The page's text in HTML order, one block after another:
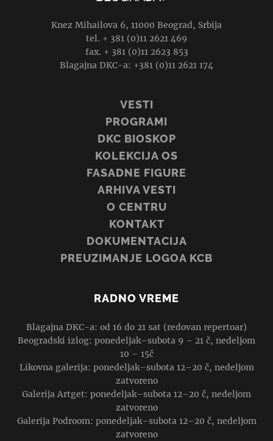
Knez Mihailova 6, 11000 Beograd, Srbija
tel. + 381 (0)11 2621 469
fax. + 381 (0)11 2623 853
Blagajna DKC-a: +381 (0)11 2621 174
VESTI
PROGRAMI
DKC BIOSKOP
KOLEKCIJA OS
FASADNE FIGURE
ARHIVA VESTI
O CENTRU
KONTAKT
DOKUMENTACIJA
PREUZIMANJE LOGOA KCB
RADNO VREME
Blagajna DKC-a: od 16 do 21 sat (redovan repertoar)
Beogradski izlog: ponedeljak–subota 9 – 21 č, nedeljom
10 – 15č
Likovna galerija: ponedeljak–subota 12–20 č, nedeljom
zatvoreno
Galerija Artget: ponedeljak–subota 12–20 č, nedeljom
zatvoreno
Galerija Podroom: ponedeljak–subota 12–20 č, nedeljom
zatvoreno